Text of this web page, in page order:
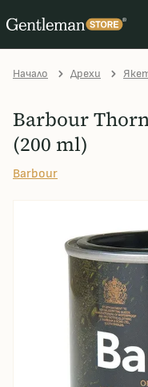
Начало Дрехи
Barbour
(200 ml)
Barbour